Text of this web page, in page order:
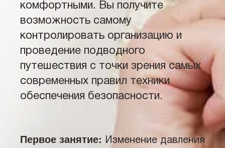
комфортными. Вы получите
возможность самому
контролировать организацию и
проведение подводного
путешествия с точки зрения самых
современных правил техники
обеспечения безопасности.
Первое занятие:
Изменение давления